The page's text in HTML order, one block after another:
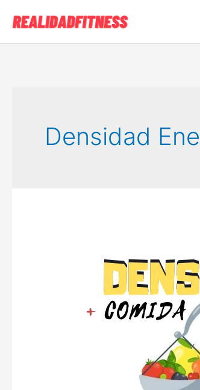
contenido
Densidad